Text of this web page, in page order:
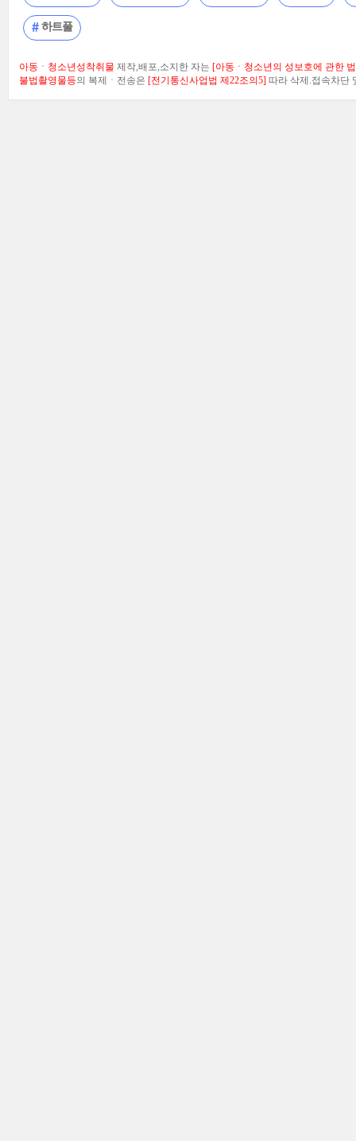
하트풀
아동ㆍ청소년성착취물 제작,배포,소지한 자는 [아동ㆍ청소년의 성보호에 관한
불법촬영물등의 복제ㆍ전송은 [전기통신사업법 제22조의5] 따라 삭제.접속차단